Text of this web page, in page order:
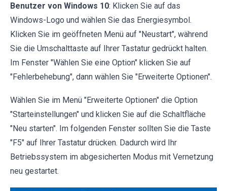
Benutzer von Windows 10: Klicken Sie auf das
Windows-Logo und wählen Sie das Energiesymbol.
Klicken Sie im geöffneten Menü auf "Neustart", während
Sie die Umschalttaste auf Ihrer Tastatur gedrückt halten.
Im Fenster "Wählen Sie eine Option" klicken Sie auf
"Fehlerbehebung", dann wählen Sie "Erweiterte Optionen".
Wählen Sie im Menü "Erweiterte Optionen" die Option
"Starteinstellungen" und klicken Sie auf die Schaltfläche
"Neu starten". Im folgenden Fenster sollten Sie die Taste
"F5" auf Ihrer Tastatur drücken. Dadurch wird Ihr
Betriebssystem im abgesicherten Modus mit Vernetzung
neu gestartet.